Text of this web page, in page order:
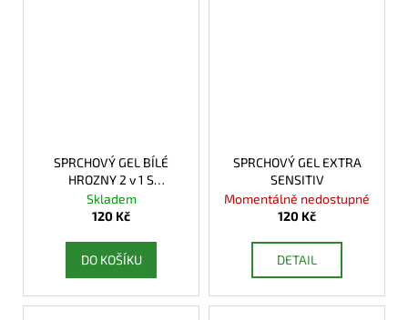
SPRCHOVÝ GEL BÍLÉ
HROZNY 2 v 1 S
PEELINGEM
Skladem
120 Kč
DO KOŠÍKU
SPRCHOVÝ GEL EXTRA
SENSITIV
Momentálně nedostupné
120 Kč
DETAIL